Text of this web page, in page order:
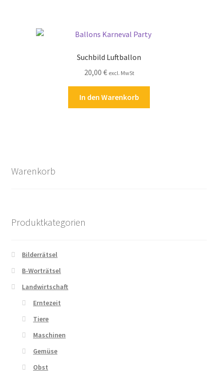
Suchbild Luftballon
20,00 € excl. MwSt
In den Warenkorb
Warenkorb
Produktkategorien
Bilderrätsel
B-Worträtsel
Landwirtschaft
Erntezeit
Tiere
Maschinen
Gemüse
Obst